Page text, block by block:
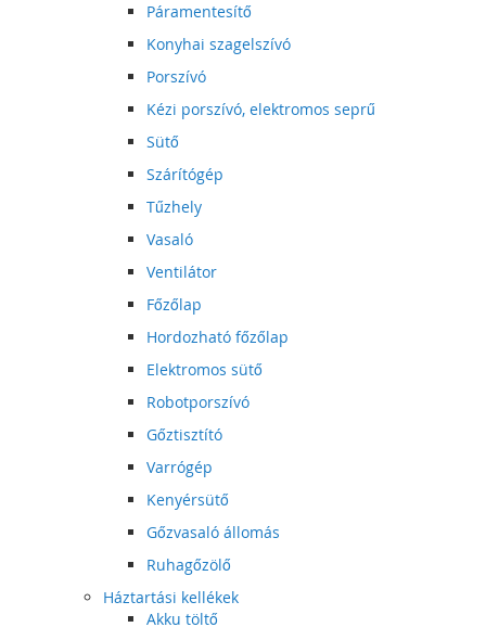
Páramentesítő
Konyhai szagelszívó
Porszívó
Kézi porszívó, elektromos seprű
Sütő
Szárítógép
Tűzhely
Vasaló
Ventilátor
Főzőlap
Hordozható főzőlap
Elektromos sütő
Robotporszívó
Gőztisztító
Varrógép
Kenyérsütő
Gőzvasaló állomás
Ruhagőzölő
Háztartási kellékek
Akku töltő